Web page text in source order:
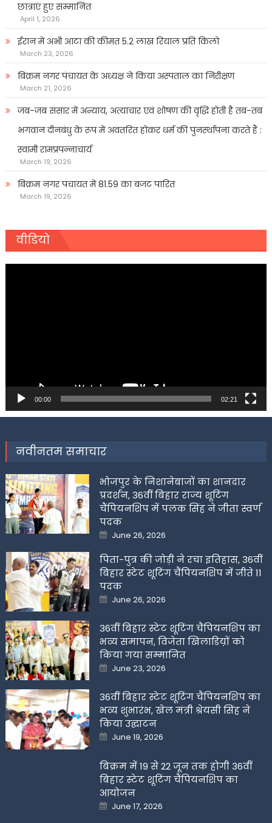
छात्राएं हुए सम्मानित
April 1, 2026
ईरान में अभी आटा की कीमत 5.2 लाख रियाल प्रति किलो
March 23, 2026
बिक्रम नगर पंचायत के अध्यक्ष ने किया अस्पताल का निरीक्षण
March 21, 2026
जब-जब संसार में अन्याय, अत्याचार एवं शोषण की वृद्धि होती है तब-तब
भगवान दीनबंधु के रूप में अवतरित होकर धर्म की पुनर्स्थापना करते हैं :
स्वामी रामप्रपन्नाचार्य
March 19, 2026
बिक्रम नगर पंचायत में 81.59 का बजट पारित
March 19, 2026
वीडियो
00:00 02:21
नवीनतम समाचार
भोजपुर के निशानेबाजों का शानदार
प्रदर्शन, 36वीं बिहार राज्य शूटिंग
चैंपियनशिप में पलक सिंह ने जीता स्वर्ण
पदक
Posted
on
June 26, 2026
पिता-पुत्र की जोड़ी ने रचा इतिहास, 36वीं
बिहार स्टेट शूटिंग चैंपियनशिप में जीते 11
पदक
Posted
on
June 26, 2026
36वीं बिहार स्टेट शूटिंग चैंपियनशिप का
भव्य समापन, विजेता खिलाडिय़ों को
किया गया सम्मानित
Posted
on
June 23, 2026
36वीं बिहार स्टेट शूटिंग चैंपियनशिप का
भव्य शुभारंभ, खेल मंत्री श्रेयसी सिंह ने
किया उद्घाटन
Posted
on
June 19, 2026
बिक्रम में 19 से 22 जून तक होगी 36वीं
बिहार स्टेट शूटिंग चैंपियनशिप का
आयोजन
Posted
on
June 17, 2026